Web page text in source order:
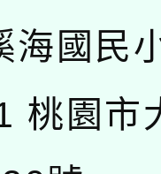
海國民
桃園市